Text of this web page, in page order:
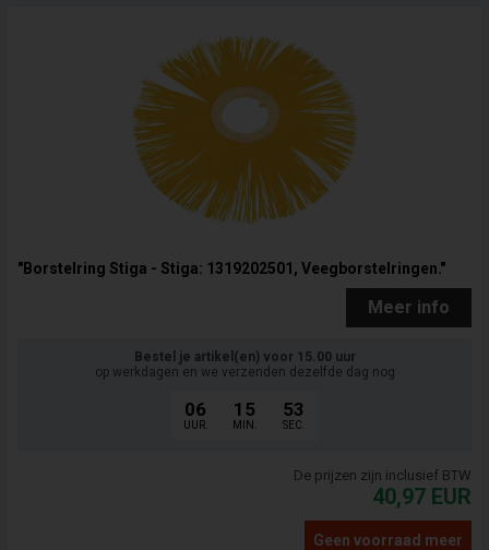
"Borstelring Stiga - Stiga: 1319202501, Veegborstelringen."
Meer info
Bestel je artikel(en) voor 15.00 uur
op werkdagen en we verzenden dezelfde dag nog
06
UUR.
15
MIN.
52
SEC.
De prijzen zijn inclusief BTW
40,97 EUR
Geen voorraad meer